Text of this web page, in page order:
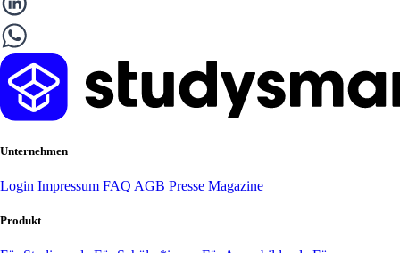
Unternehmen
Login Impressum FAQ AGB Presse Magazine
Produkt